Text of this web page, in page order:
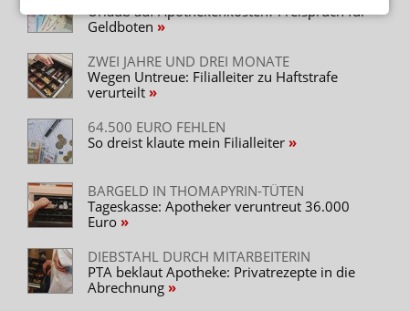
Urlaub auf Apothekenkosten? Freispruch für
Geldboten
ZWEI JAHRE UND DREI MONATE
Wegen Untreue: Filialleiter zu Haftstrafe
verurteilt
64.500 EURO FEHLEN
So dreist klaute mein Filialleiter
BARGELD IN THOMAPYRIN-TÜTEN
Tageskasse: Apotheker veruntreut 36.000
Euro
DIEBSTAHL DURCH MITARBEITERIN
PTA beklaut Apotheke: Privatrezepte in die
Abrechnung